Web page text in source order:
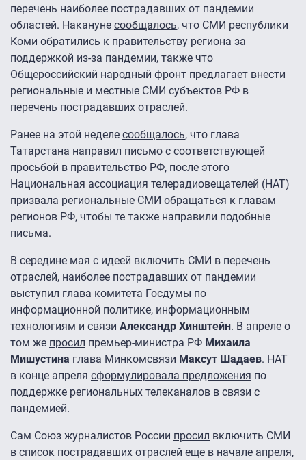
перечень наиболее пострадавших от пандемии
областей. Накануне сообщалось, что СМИ республики
Коми обратились к правительству региона за
поддержкой из-за пандемии, также что
Общероссийский народный фронт предлагает внести
региональные и местные СМИ субъектов РФ в
перечень пострадавших отраслей.
Ранее на этой неделе сообщалось, что глава
Татарстана направил письмо с соответствующей
просьбой в правительство РФ, после этого
Национальная ассоциация телерадиовещателей (НАТ)
призвала региональные СМИ обращаться к главам
регионов РФ, чтобы те также направили подобные
письма.
В середине мая с идеей включить СМИ в перечень
отраслей, наиболее пострадавших от пандемии
выступил глава комитета Госдумы по
информационной политике, информационным
технологиям и связи Александр Хинштейн. В апреле о
том же просил премьер-министра РФ Михаила
Мишустина глава Минкомсвязи Максут Шадаев. НАТ
в конце апреля сформулировала предложения по
поддержке региональных телеканалов в связи с
пандемией.
Сам Союз журналистов России просил включить СМИ
в список пострадавших отраслей еще в начале апреля,